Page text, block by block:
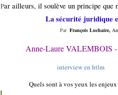
Par ailleurs, il soulève un principe que
La sécurité juridique
Par François Luchaire,
Anne-Laure VALEMBOIS -
interview en htlm
Quels sont à vos yeux les